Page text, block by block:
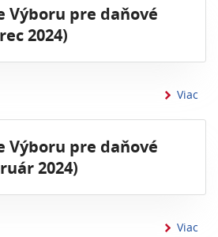
Výboru pre daňové
2024)
Viac
Výboru pre daňové
2024)
Viac